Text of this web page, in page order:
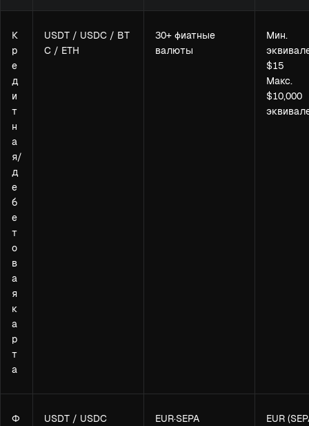
К
р
е
д
и
т
н
а
я/
д
е
б
е
т
о
в
а
я
к
а
р
т
а
USDT / USDC / BT
C / ETH
30+ фиатные
валюты
Мин.
$15
Макс.
$10,000
Ф
USDT / USDC
EUR·SEPA
EUR